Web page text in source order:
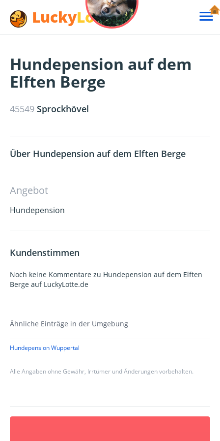
LuckyLotte 
Hundepension auf dem
Elften Berge
45549 Sprockhövel
Über Hundepension auf dem Elften Berge
Angebot
Hundepension
Kundenstimmen
Noch keine Kommentare zu Hundepension auf dem Elften
Berge auf LuckyLotte.de
Ähnliche Einträge in der Umgebung
Hundepension Wuppertal
Alle Angaben ohne Gewähr, Irrtümer und Änderungen vorbehalten.